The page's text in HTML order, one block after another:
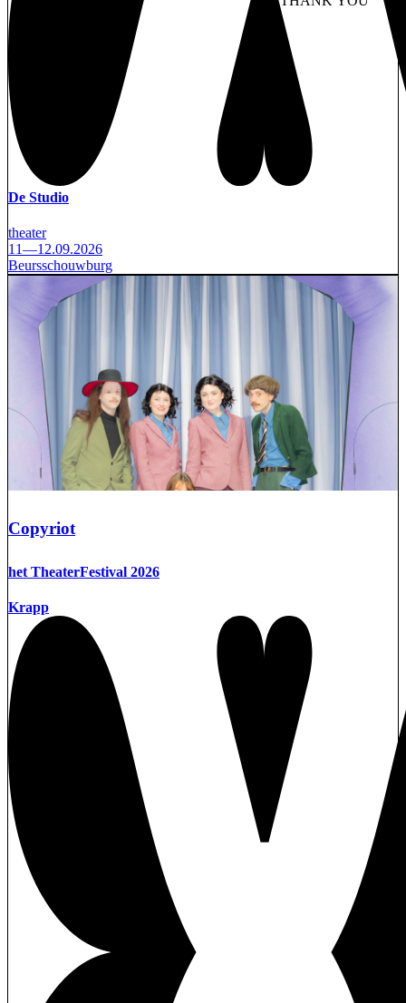
De Studio
theater
11—12.09.2026
Beursschouwburg
Copyriot
het TheaterFestival 2026
Krapp
WITHDRAW